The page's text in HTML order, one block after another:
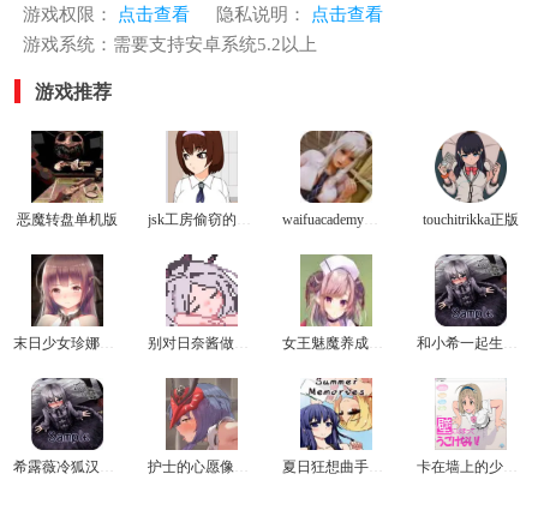
游戏权限：
点击查看 隐私说明：
点击查看
游戏系统：需要支持安卓系统5.2以上
游戏推荐
恶魔转盘单机版 touchitrikka正版